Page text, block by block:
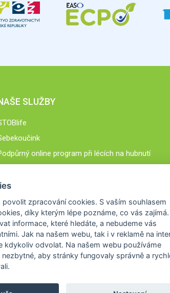
SLUŽBY
online program při lécích na hubnutí
povolit zpracování cookies. S vaším souhlasem
díky kterým lépe poznáme, co vás zajímá.
informace, které hledáte, a nebudeme vás
Jak na našem webu, tak i v reklamě na
kdykoliv odvolat. Na našem webu používáme
nezbytné, aby stránky fungovaly správně a